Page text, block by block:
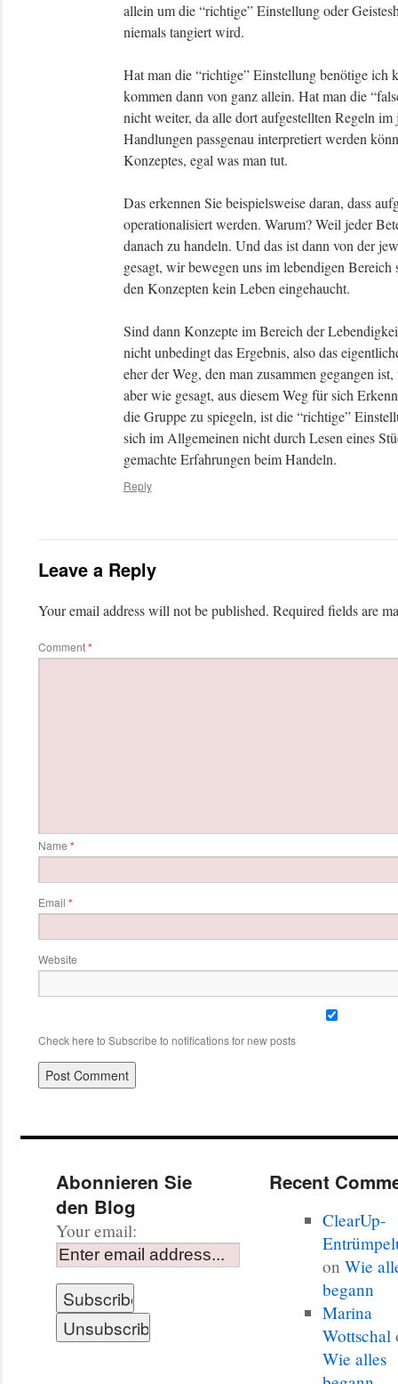
allein um die “richtige” Einstellung oder
niemals tangiert wird.
Hat man die “richtige” Einstellung benötige
kommen dann von ganz allein. Hat man die
nicht weiter, da alle dort aufgestellten Regeln
Handlungen passgenau interpretiert werden
Konzeptes, egal was man tut.
Das erkennen Sie beispielsweise daran, dass
operationalisiert werden. Warum? Weil jeder
danach zu handeln. Und das ist dann von der
gesagt, wir bewegen uns im lebendigen
den Konzepten kein Leben eingehaucht.
Sind dann Konzepte im Bereich der
nicht unbedingt das Ergebnis, also das
eher der Weg, den man zusammen gegangen
aber wie gesagt, aus diesem Weg für sich
die Gruppe zu spiegeln, ist die “richtige”
sich im Allgemeinen nicht durch Lesen eines
gemachte Erfahrungen beim Handeln.
Reply
Leave a Reply
Your email address will not be published. Required fields are
Comment*
Name *
Email *
Website
Check here to Subscribe to notifications for new posts
Abonnieren Sie
den Blog
Your email:
Recent
ClearUp-
onWie
begann
Marina
Wottschal
Wie alles